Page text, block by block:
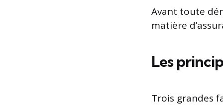
Avant toute
matière
Les
Trois grandes